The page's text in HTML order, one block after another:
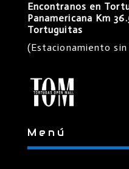
Encontranos en
Panamericana Km
Tortuguitas
(Estacionamiento sin
Menú